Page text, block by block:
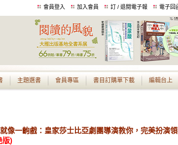
會員登入 加入會員 訂 / 退閱電子報 電子回
主題選書 會員專區 書目訂購單下載 編輯台上
像一齣戲：皇家莎士比亞劇團導演教你，完美扮演
版)